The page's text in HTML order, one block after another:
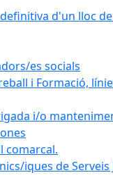
d'un lloc
es socials
i Formació,
i/o
comarcal.
iques de Serveis